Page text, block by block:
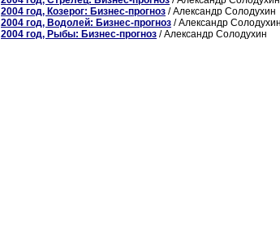
2004 год, Козерог: Бизнес-прогноз / Александр Солодухин
2004 год, Водолей: Бизнес-прогноз / Александр Солодухин
2004 год, Рыбы: Бизнес-прогноз / Александр Солодухин